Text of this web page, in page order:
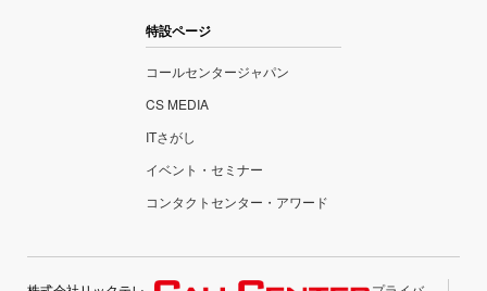
特設ページ
コールセンタージャパン
CS MEDIA
ITさがし
イベント・セミナー
コンタクトセンター・アワード